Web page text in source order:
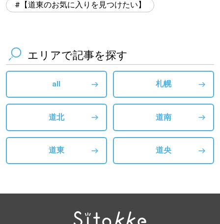
【道東のお気に入りを見つけたい】
エリアで記事を探す
all 札幌
道北 道南
道東 道央